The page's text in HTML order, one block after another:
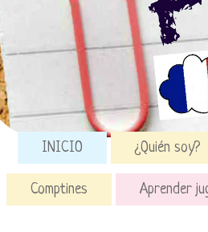
INICIO ¿Quién soy?
Comptines Aprender